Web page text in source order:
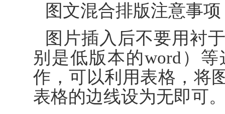
图文混合排版注意事
图片插入后不要用衬
别是低版本的word）
作，可以利用表格，将
表格的边线设为无即可